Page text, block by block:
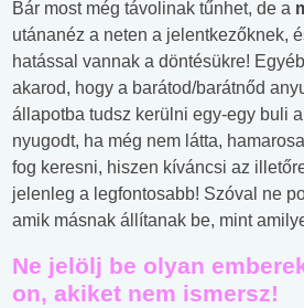
Bár most még távolinak tűnhet, de a
utánanéz a neten a jelentkezőknek,
hatással vannak a döntésükre!
akarod, hogy a barátod/barátnőd
állapotba tudsz kerülni egy-egy buli
nyugodt, ha még nem látta,
fog keresni, hiszen kíváncsi az
jelenleg a legfontosabb! Szóval ne
amik másnak állítanak be, mint
Ne jelölj be olyan
on, akiket nem ismersz!